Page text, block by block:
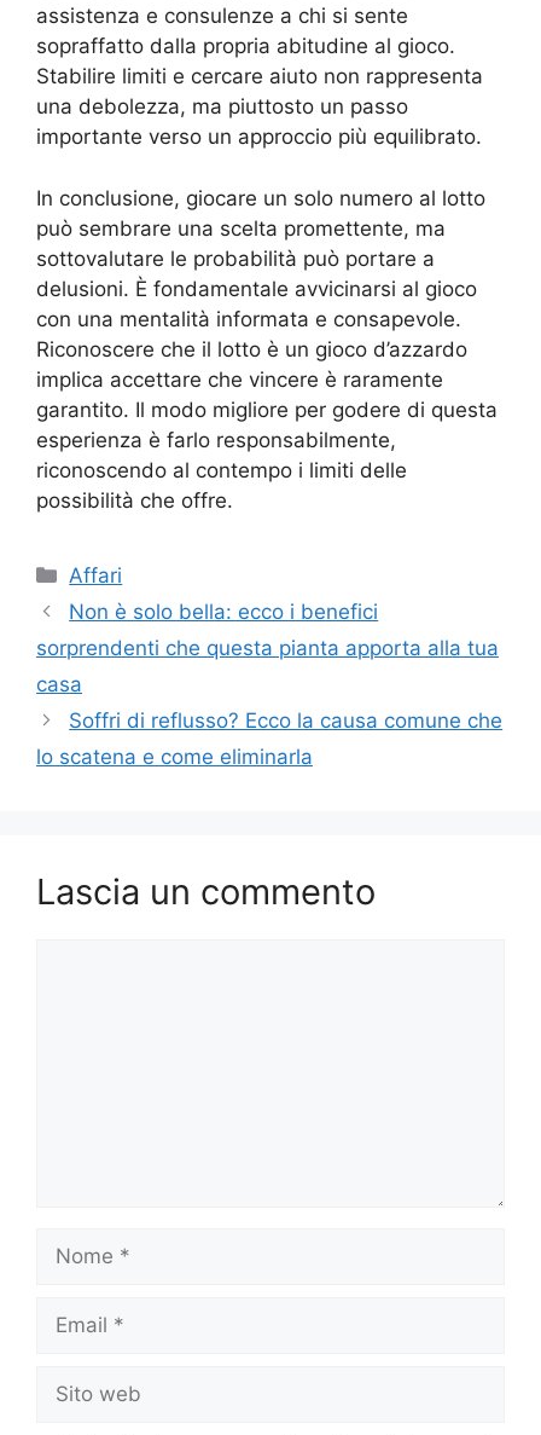
assistenza e consulenze a chi si sente
sopraffatto dalla propria abitudine al gioco.
Stabilire limiti e cercare aiuto non rappresenta
una debolezza, ma piuttosto un passo
importante verso un approccio più equilibrato.
In conclusione, giocare un solo numero al lotto
può sembrare una scelta promettente, ma
sottovalutare le probabilità può portare a
delusioni. È fondamentale avvicinarsi al gioco
con una mentalità informata e consapevole.
Riconoscere che il lotto è un gioco d’azzardo
implica accettare che vincere è raramente
garantito. Il modo migliore per godere di questa
esperienza è farlo responsabilmente,
riconoscendo al contempo i limiti delle
possibilità che offre.
Categorie
Affari
Non è solo bella: ecco i benefici
sorprendenti che questa pianta apporta alla tua
casa
Soffri di reflusso? Ecco la causa comune che
lo scatena e come eliminarla
Lascia un commento
web